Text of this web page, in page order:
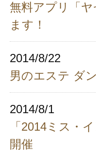
無料アプリ「
ます！
2014/8/22
男のエステ ダ
2014/8/1
「2014ミス・
開催